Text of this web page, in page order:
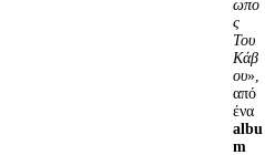
ωπο
ς
Του
Κάβ
ου»,
από
ένα
albu
m